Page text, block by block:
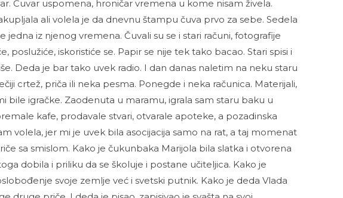
Čuvar uspomena, hroničar vremena u kome nisam živela.
ali volela je da dnevnu štampu čuva prvo za sebe. Sedela
iz njenog vremena. Čuvali su se i stari računi, fotografije
poslužiće, iskoristiće se. Papir se nije tek tako bacao. Stari spisi i
Deda je bar tako uvek radio. I dan danas naletim na neku staru
crtež, priča ili neka pesma. Ponegde i neka računica. Materijali,
igračke. Zaodenuta u maramu, igrala sam staru baku u
kafe, prodavale stvari, otvarale apoteke, a pozadinska
volela, jer mi je uvek bila asocijacija samo na rat, a taj momenat
sa smislom. Kako je čukunbaka Marijola bila slatka i otvorena
dobila i priliku da se školuje i postane učiteljica. Kako je
svoje zemlje već i svetski putnik. Kako je deda Vlada